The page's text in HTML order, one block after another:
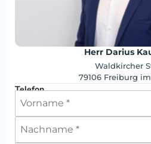
Herr Darius
Waldkircher
79106 Freiburg
Telefon
00497617699030